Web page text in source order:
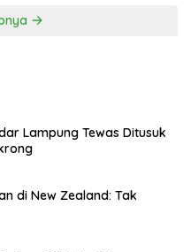
Lampung Tewas Ditusuk
di New Zealand: Tak